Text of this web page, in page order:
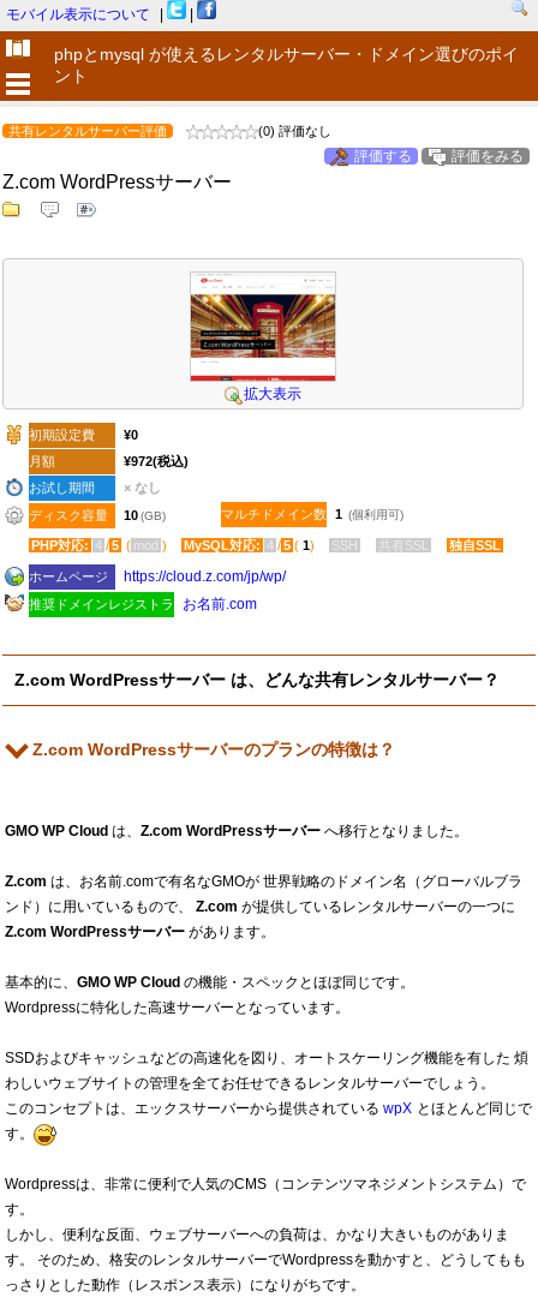
モバイル表示について
phpとmysql が使えるレンタルサーバー・ドメイン選びのポイ
ント
共有レンタルサーバー評価 (0) 評価なし
評価する 評価をみる
Z.com WordPressサーバー
拡大表示
初期設定費
¥0
月額
¥972(税込)
お試し期間
× なし
ディスク容量
10(GB) マルチドメイン数 1 (個利用可)
PHP対応: 4 /5 ( mod ) MySQL対応: 4 /5 ( 1) SSH 共有SSL 独自SSL
ホームページ https:​/​/cloud.z.com​/jp​/wp​/
推奨ドメインレジストラ お名前.com
Z.com WordPressサーバー は、どんな共有レンタルサーバー？
Z.com WordPressサーバーのプランの特徴は？
GMO WP Cloud は、 Z.com WordPressサーバー へ移行となりました。
Z.com は、お名前.comで有名なGMOが 世界戦略のドメイン名（グローバルブラ
ンド）に用いているもので、 Z.com が提供しているレンタルサーバーの一つに
Z.com WordPressサーバー があります。
基本的に、 GMO WP Cloud の機能・スペックとほぼ同じです。
Wordpressに特化した高速サーバーとなっています。
SSDおよびキャッシュなどの高速化を図り、オートスケーリング機能を有した 煩
わしいウェブサイトの管理を全てお任せできるレンタルサーバーでしょう。
このコンセプトは、エックスサーバーから提供されている wpX とほとんど同じで
す。
Wordpressは、非常に便利で人気のCMS（コンテンツマネジメントシステム）で
す。
しかし、便利な反面、ウェブサーバーへの負荷は、かなり大きいものがありま
す。 そのため、格安のレンタルサーバーでWordpressを動かすと、どうしてもも
っさりとした動作（レスポンス表示）になりがちです。